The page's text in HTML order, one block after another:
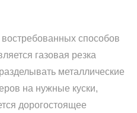
способов
газовая резка
металлические
на нужные куски,
дорогостоящее